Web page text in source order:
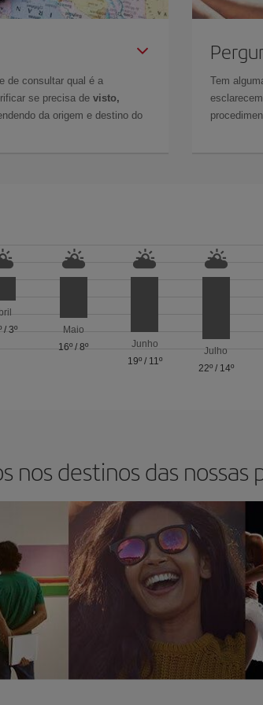
de consultar qual é a
se precisa de visto,
da origem e destino do
Tem
/ 3º
Maio
16º /8º
Junho
19º/ 11º
Julho
22º/ 14º
nos destinos das nossas